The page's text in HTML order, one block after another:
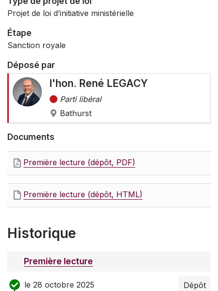
Projet de loi d’initiative ministérielle
Étape
Sanction royale
Déposé par
l'hon. René LEGACY
Parti libéral
Bathurst
Documents
Première lecture (dépôt, PDF)
Première lecture (dépôt, HTML)
Historique
Première lecture
le 28 octobre 2025 Dépôt